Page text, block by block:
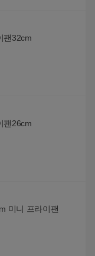
팬32cm
팬26cm
미니 프라이팬